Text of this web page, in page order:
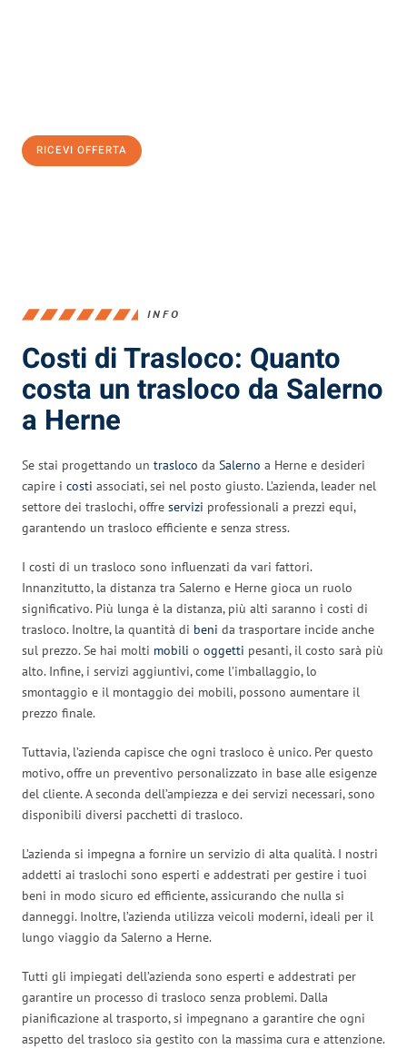
RICEVI OFFERTA
INFO
Costi di Trasloco: Quanto
costa un trasloco da Salerno
a Herne
Se stai progettando un trasloco da Salerno a Herne e desideri
capire i costi associati, sei nel posto giusto. L’azienda, leader nel
settore dei traslochi, offre servizi professionali a prezzi equi,
garantendo un trasloco efficiente e senza stress.
I costi di un trasloco sono influenzati da vari fattori.
Innanzitutto, la distanza tra Salerno e Herne gioca un ruolo
significativo. Più lunga è la distanza, più alti saranno i costi di
trasloco. Inoltre, la quantità di beni da trasportare incide anche
sul prezzo. Se hai molti mobili o oggetti pesanti, il costo sarà più
alto. Infine, i servizi aggiuntivi, come l’imballaggio, lo
smontaggio e il montaggio dei mobili, possono aumentare il
prezzo finale.
Tuttavia, l’azienda capisce che ogni trasloco è unico. Per questo
motivo, offre un preventivo personalizzato in base alle esigenze
del cliente. A seconda dell’ampiezza e dei servizi necessari, sono
disponibili diversi pacchetti di trasloco.
L’azienda si impegna a fornire un servizio di alta qualità. I nostri
addetti ai traslochi sono esperti e addestrati per gestire i tuoi
beni in modo sicuro ed efficiente, assicurando che nulla si
danneggi. Inoltre, l’azienda utilizza veicoli moderni, ideali per il
lungo viaggio da Salerno a Herne.
Tutti gli impiegati dell’azienda sono esperti e addestrati per
garantire un processo di trasloco senza problemi. Dalla
pianificazione al trasporto, si impegnano a garantire che ogni
aspetto del trasloco sia gestito con la massima cura e attenzione.